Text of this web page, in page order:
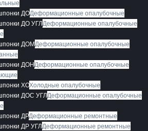
ДОДеформационные опалубочные
ДО УГЛДеформационные опалубочные
ДОМДеформационные опалубочные
ДОНДеформационные опалубочные
ХОХолодные опалубочные
ДОС УГЛДеформационные опалубочные
ДРДеформационные ремонтные
ДР УГЛДеформационные ремонтные